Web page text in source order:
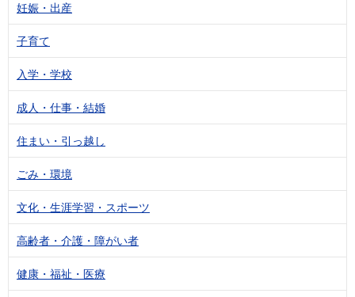
妊娠・出産
子育て
入学・学校
成人・仕事・結婚
住まい・引っ越し
ごみ・環境
文化・生涯学習・スポーツ
高齢者・介護・障がい者
健康・福祉・医療